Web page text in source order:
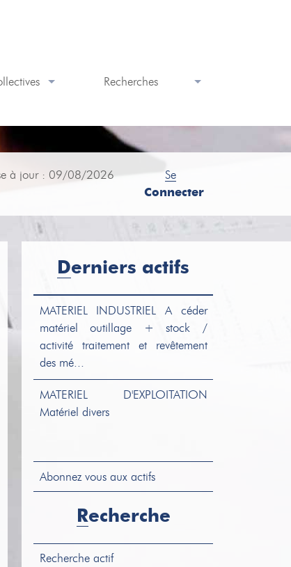
Recherches
à jour : 09/08/2026
Se
Connecter
Derniers actifs
MATERIEL INDUSTRIEL
A céder
matériel outillage + stock /
activité traitement et revêtement
des mé...
MATERIEL D'EXPLOITATION
Matériel divers
STOCKStock divers
MATERIEL D'EXPLOITATION
Abonnez vous aux actifs
Recherche
Recherche actif